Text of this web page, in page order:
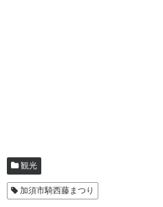
観光
加須市騎西藤まつり